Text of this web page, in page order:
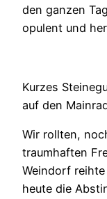
den ganzen
opulent und
Kurzes
auf den
Wir rollten,
traumhaften
Weindorf
heute die